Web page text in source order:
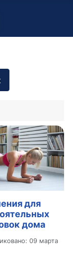
для
дома
о09 марта